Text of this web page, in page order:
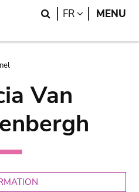
Search
FR LANGUAGE
MENU
Van